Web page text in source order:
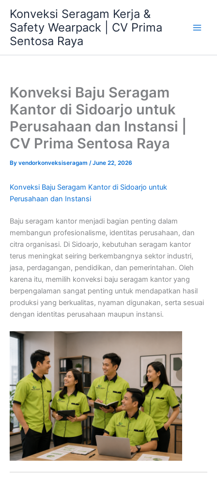
content
Konveksi Seragam Kerja &
Safety Wearpack | CV Prima
Sentosa Raya
Konveksi Baju Seragam
Kantor di Sidoarjo untuk
Perusahaan dan Instansi |
CV Prima Sentosa Raya
By vendorkonveksiseragam /June 22, 2026
Konveksi Baju Seragam Kantor di Sidoarjo untuk
Perusahaan dan Instansi
Baju seragam kantor menjadi bagian penting dalam
membangun profesionalisme, identitas perusahaan, dan
citra organisasi. Di Sidoarjo, kebutuhan seragam kantor
terus meningkat seiring berkembangnya sektor industri,
jasa, perdagangan, pendidikan, dan pemerintahan. Oleh
karena itu, memilih konveksi baju seragam kantor yang
berpengalaman sangat penting untuk mendapatkan hasil
produksi yang berkualitas, nyaman digunakan, serta sesuai
dengan identitas perusahaan maupun instansi.